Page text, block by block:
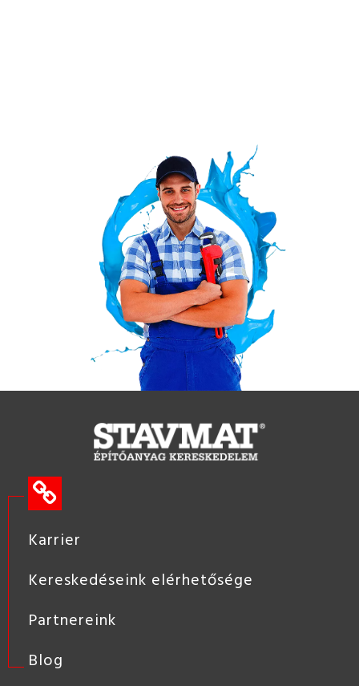
Karrier
Kereskedéseink elérhetősége
Partnereink
Blog